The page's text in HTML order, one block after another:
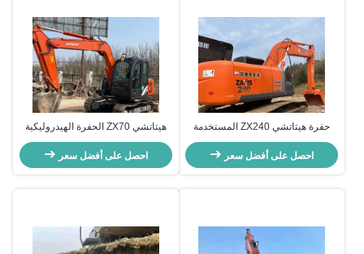
حفرة هيتاتشي ZX240 المستخدمة
الحفرة الهيدروليكية المتنقلة يد ثانية
حفرة 23.5 طن
احصل على أفضل سعر
هيتاتشي ZX70 الحفرة الهيدروليكية
المستخدمة نوع الحفرة 6510 كجم
احصل على أفضل سعر